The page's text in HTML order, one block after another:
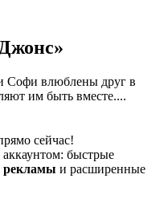
Софи влюблены друг в
им быть вместе....
сейчас!
быстрые
рекламы и расширенные